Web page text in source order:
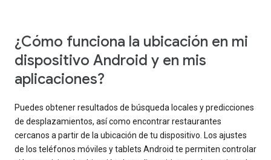
¿Cómo funciona la ubicación en mi
dispositivo Android y en mis
aplicaciones?
Puedes obtener resultados de búsqueda locales y predicciones
de desplazamientos, así como encontrar restaurantes
cercanos a partir de la ubicación de tu dispositivo. Los ajustes
de los teléfonos móviles y tablets Android te permiten controlar